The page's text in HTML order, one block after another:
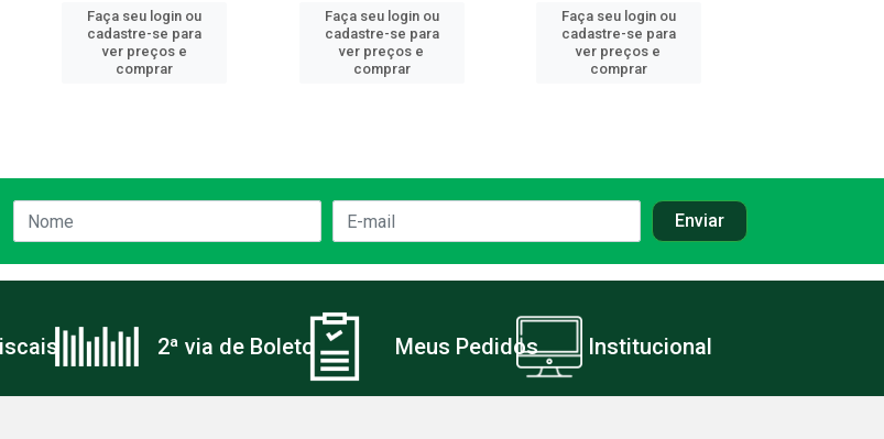
Faça seu login ou
cadastre-se para
ver preços e
comprar
Faça seu login ou
cadastre-se para
ver preços e
comprar
Faça seu login ou
cadastre-se para
ver preços e
comprar
2ª via de Boleto Meus Pedidos Institucional